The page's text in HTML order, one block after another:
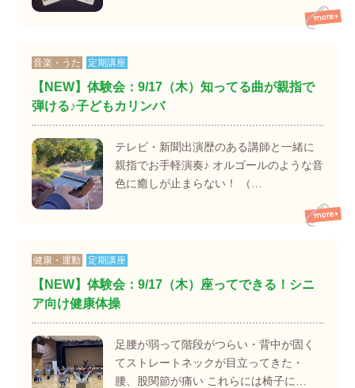
音楽・うた 定期講座
【NEW】体験会：9/17（木）知ってる曲が親指で
弾ける♪子どもカリンバ
テレビ・新聞出演歴のある講師と一緒に
親指でお手軽演奏♪ オルゴールのような音
色に癒しが止まらない！ （…
健康・運動 定期講座
【NEW】体験会：9/17（木）座ってできる！シニ
ア向け健康体操
足腰が弱って階段がつらい・背中が固く
てストレートネックが目立ってきた・
腰、股関節が痛い これらには椅子に…